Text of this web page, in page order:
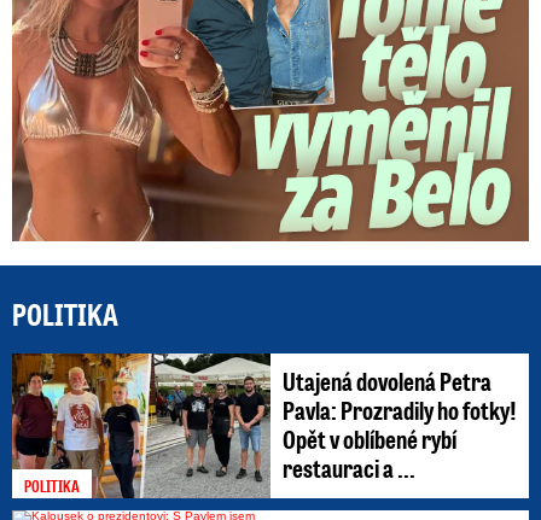
POLITIKA
POLITIKA
Utajená dovolená Petra
Pavla: Prozradily ho fotky!
Opět v oblíbené rybí
restauraci a ...